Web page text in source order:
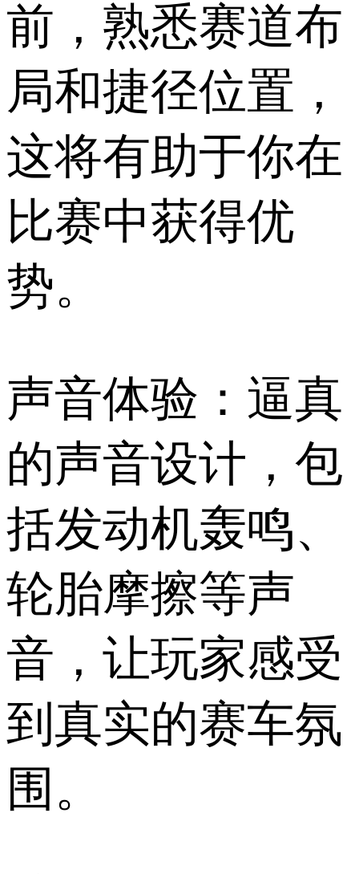
前，熟悉赛道布
局和捷径位置，
这将有助于你在
比赛中获得优
势。
声音体验：逼真
的声音设计，包
括发动机轰鸣、
轮胎摩擦等声
音，让玩家感受
到真实的赛车氛
围。